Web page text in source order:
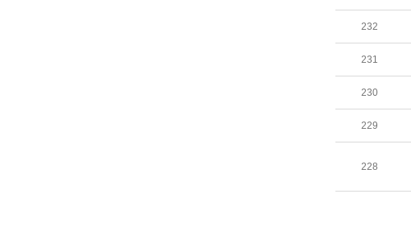
232
231
230
229
228